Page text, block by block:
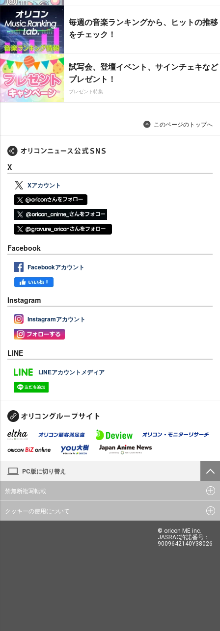
毎週の音楽ランキングから、ヒットの推移
をチェック！
試写会、登壇イベント、サインチェキなど
プレゼント！
プレゼント特集
このページのトップへ
X
Xアカウント
Facebook
Facebookアカウント
Instagram
Instagramアカウント
LINE
LINEアカウントメディア
PC版に切り替え
禁無断複写転載
クッキーの使用について
© oricon ME inc.
JASRAC許諾番号：
9009642140Y38026